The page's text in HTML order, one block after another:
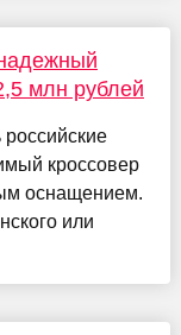
млн рублей
кроссовер
оснащением.
или